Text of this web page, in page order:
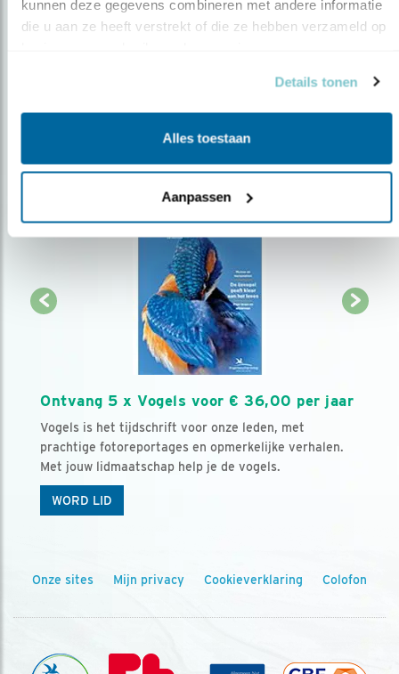
kunnen deze gegevens combineren met andere informatie
die u aan ze heeft verstrekt of die ze hebben verzameld op
Details tonen
Alles toestaan
Aanpassen
Ontvang 5 x Vogels voor € 36,00 per jaar
Vogels is het tijdschrift voor onze leden, met
prachtige fotoreportages en opmerkelijke verhalen.
Met jouw lidmaatschap help je de vogels.
WORD LID
Onze sites Mijn privacy Cookieverklaring Colofon